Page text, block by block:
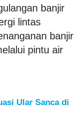
banjir
lintas
banjir
pintu air
Ular Sanca di